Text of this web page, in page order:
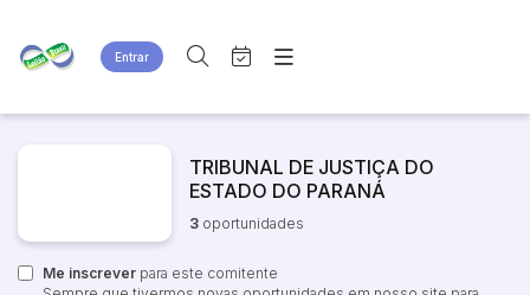
Entrar
Criar conta Entrar
Site
Busca por categoria
Subcategoria
TRIBUNAL DE JUSTIÇA DO
ESTADO DO PARANÁ
3 oportunidades
Me inscrever para este comitente